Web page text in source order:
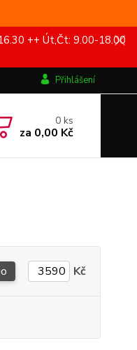
++ Út,Čt: 9.00-18.00
Přihlášení
0ks
za 0,00 Kč
Kč